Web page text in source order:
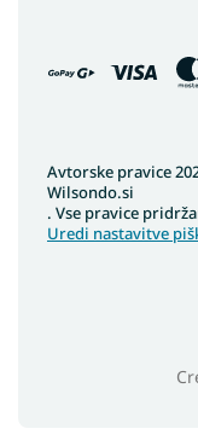
Avtorske pravice
Wilsondo.si
. Vse pravice
Uredi nastavitve